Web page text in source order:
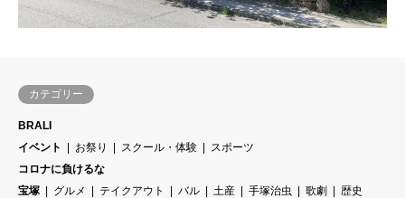
カテゴリー
BRALI
イベント
お祭り スクール・体験
スポーツ
コロナに負けるな
宝塚
グルメ テイクアウト バル 土産 手塚治虫 歌劇
歴史